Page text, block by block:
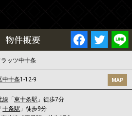
物件概要
ッツ中十条
中十条1-12-9 MAP
線 「東十条駅 」徒歩7分
「十条駅 」徒歩9分